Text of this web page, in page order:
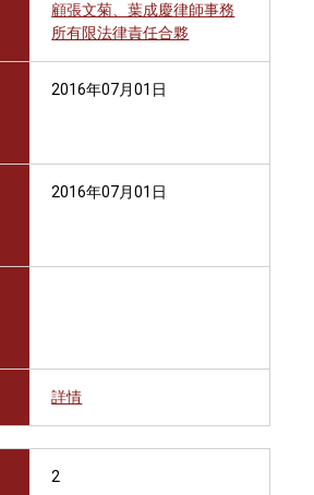
顧張文菊、葉成慶律師事務
所有限法律責任合夥
2016年07月01日
2016年07月01日
詳情
2